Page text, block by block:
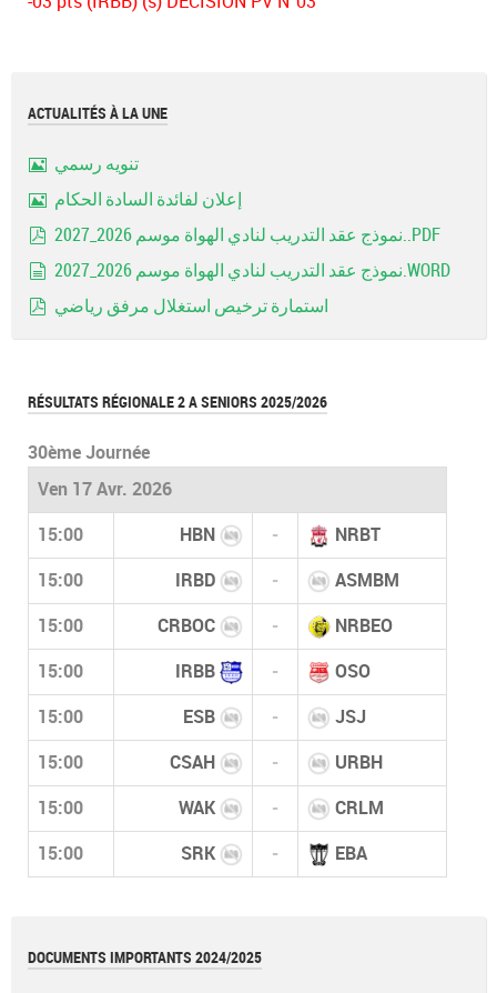
ACTUALITÉS À LA UNE
تنويه رسمي
إعلان لفائدة السادة الحكام
نموذج عقد التدريب لنادي الهواة موسم 2026_2027..PDF
نموذج عقد التدريب لنادي الهواة موسم 2026_2027.WORD
استمارة ترخيص استغلال مرفق رياضي
RÉSULTATS RÉGIONALE 2 A SENIORS 2025/2026
30ème Journée
Ven 17 Avr. 2026
15:00 HBN - NRBT
15:00 IRBD - ASMBM
15:00 CRBOC - NRBEO
15:00 IRBB - OSO
15:00 ESB - JSJ
15:00 CSAH - URBH
15:00 WAK - CRLM
15:00 SRK - EBA
DOCUMENTS IMPORTANTS 2024/2025